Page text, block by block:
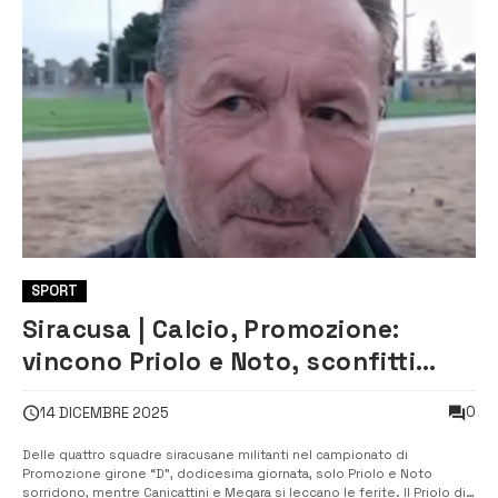
SPORT
Siracusa | Calcio, Promozione:
vincono Priolo e Noto, sconfitti
14 DICEMBRE 2025 0
Delle quattro squadre siracusane militanti nel campionato di
Promozione girone “D”, dodicesima giornata, solo Priolo e Noto
sorridono, mentre Canicattini e Megara si leccano le ferite. Il Priolo di